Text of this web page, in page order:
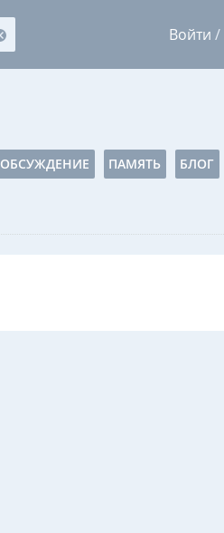
Войти /
ОБСУЖДЕНИЕ ПАМЯТЬ БЛОГ